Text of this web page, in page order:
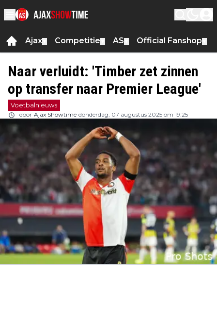
Ajax Competitie AS Official Fanshop
Naar verluidt: 'Timber zet zinnen
op transfer naar Premier League'
Voetbalnieuws
door Ajax Showtime donderdag, 07 augustus 2025 om 19:25